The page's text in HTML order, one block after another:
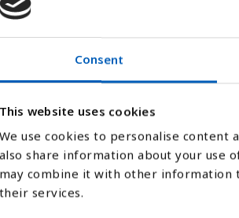
Consent
This website uses cookies
We use cookies to personalise content
also share information about your use
may combine it with other information
their services.
2003